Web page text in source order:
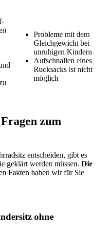
Probleme mit dem
Gleichgewicht bei
unruhigen Kindern
Aufschnallen eines
Rucksacks ist nicht
möglich
zum
entscheiden, gibt es
geklärt werden müssen. Die
Fakten haben wir für Sie
ohne